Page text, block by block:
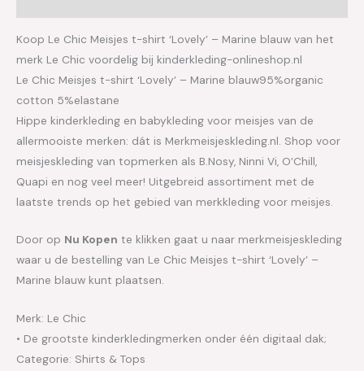
Koop Le Chic Meisjes t-shirt ‘Lovely’ – Marine blauw van het
merk Le Chic voordelig bij kinderkleding-onlineshop.nl
Le Chic Meisjes t-shirt ‘Lovely’ – Marine blauw95%organic
cotton 5%elastane
Hippe kinderkleding en babykleding voor meisjes van de
allermooiste merken: dát is Merkmeisjeskleding.nl. Shop voor
meisjeskleding van topmerken als B.Nosy, Ninni Vi, O’Chill,
Quapi en nog veel meer! Uitgebreid assortiment met de
laatste trends op het gebied van merkkleding voor meisjes.
Door op Nu Kopen te klikken gaat u naar merkmeisjeskleding
waar u de bestelling van Le Chic Meisjes t-shirt ‘Lovely’ –
Marine blauw kunt plaatsen.
Merk: Le Chic
• De grootste kinderkledingmerken onder één digitaal dak;
Categorie: Shirts & Tops